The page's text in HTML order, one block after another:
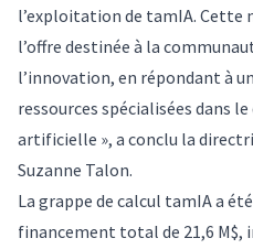
l’exploitation de tamIA. Cette
l’offre destinée à la
l’innovation, en répondant à
ressources spécialisées dans
artificielle », a conclu la
Suzanne Talon.
La grappe de calcul tamIA a
financement total de 21,6 M$,